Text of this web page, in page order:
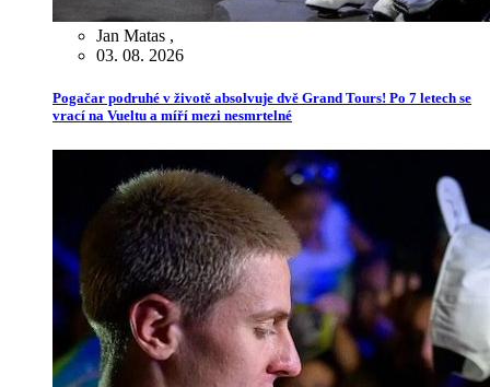
Jan Matas ,
03. 08. 2026
Pogačar podruhé v životě absolvuje dvě Grand Tours! Po 7 letech se
vrací na Vueltu a míří mezi nesmrtelné